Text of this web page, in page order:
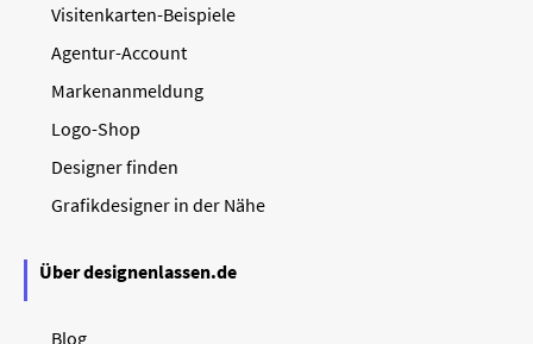
Visitenkarten-Beispiele
Agentur-Account
Markenanmeldung
Logo-Shop
Designer finden
Grafikdesigner in der Nähe
Über designenlassen.de
Blog